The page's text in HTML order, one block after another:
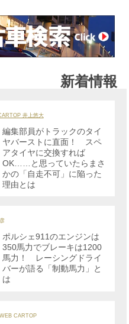
新着情報
井上悠大
編集部員がトラックのタイ
ヤバーストに直面！ スペ
アタイヤに交換すれば
OK……と思っていたらまさ
かの「自走不可」に陥った
理由とは
ポルシェ911のエンジンは
350馬力でブレーキは1200
馬力！ レーシングドライ
バーが語る「制動馬力」と
は
CARTOP